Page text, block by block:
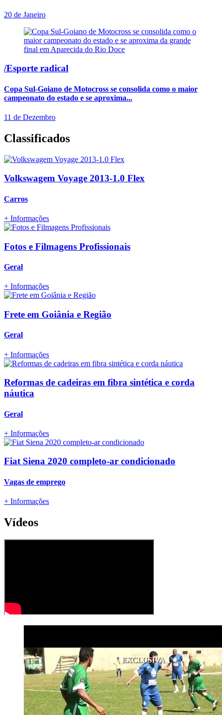
20 de Janeiro
/Esporte radical
Copa Sul-Goiano de Motocross se consolida como o maior
campeonato do estado e se aproxima...
11 de Dezembro
Classificados
Volkswagem Voyage 2013-1.0 Flex
Carros
+ Informações
Fotos e Filmagens Profissionais
Geral
+ Informações
Frete em Goiânia e Região
Geral
+ Informações
Reformas de cadeiras em fibra sintética e corda
náutica
Geral
+ Informações
Fiat Siena 2020 completo-ar condicionado
Vagas de emprego
+ Informações
Vídeos